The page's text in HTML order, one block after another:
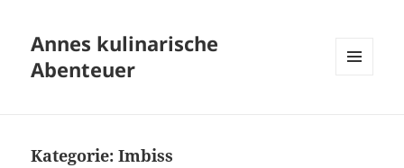
Annes kulinarische
Abenteuer
Kategorie:Imbiss